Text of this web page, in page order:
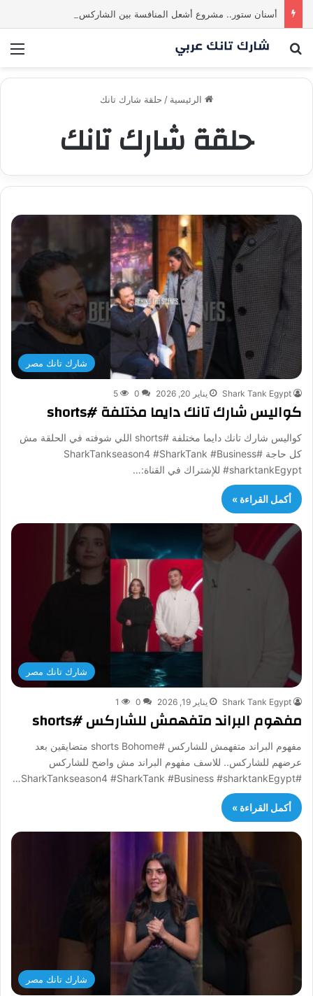
بحث عن
الرئيسية / حلقة شارك تانك
حلقة شارك تانك
شارك تانك مصر
Shark Tank Egypt يناير 20, 2026 0
5
كواليس شارك تانك دايما مختلفة #shorts
كواليس شارك تانك دايما مختلفة #shorts اللي شوفته في الحلقة مش
كل حاجة #SharkTankseason4 #SharkTank #Business
#sharktankEgypt للإشتراك في القناة:…
أكمل القراءة »
شارك تانك مصر
Shark Tank Egypt يناير 19, 2026 0
1
مفهوم البراند متفهمش للشاركس #shorts
مفهوم البراند متفهمش للشاركس #shorts Bohome متضايقين بعد
عرضهم للشاركس.. للاسف مفهوم البراند مش واضح للشاركس
#SharkTankseason4 #SharkTank #Business #sharktankEgypt…
أكمل القراءة »
شارك تانك مصر